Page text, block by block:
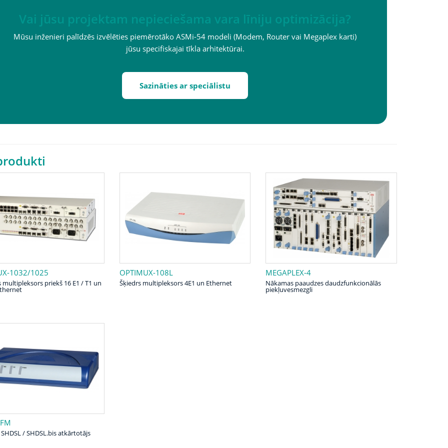
Vai jūsu projektam nepieciešama vara līniju optimizācija?
Mūsu inženieri palīdzēs izvēlēties piemērotāko ASMi-54 modeli (Modem, Router vai Megaplex karti)
jūsu specifiskajai tīkla arhitektūrai.
Sazināties ar speciālistu
1032/1025
multipleksors priekš 16 E1 / T1 un
OPTIMUX-108L
Šķiedrs multipleksors 4E1 un Ethernet
MEGAPLEX-4
Nākamas paaudzes daudzfunkcionālās
piekļuvesmezgli
/ SHDSL.bis atkārtotājs